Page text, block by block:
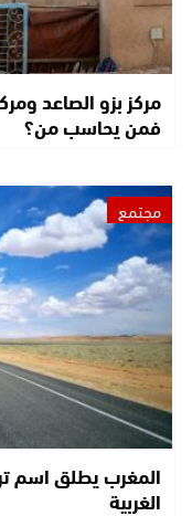
مركز بزو الصاعد
فمن يحاسب من؟
مجتمع
المغرب يطلق اسم
الغربية